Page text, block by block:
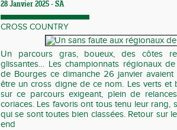
28 Janvier 2025 - SA
CROSS COUNTRY
Un parcours gras, boueux, des côtes
glissantes… Les championnats régionaux
de Bourges ce dimanche 26 janvier
être un cross digne de ce nom. Les verts et
sur ce parcours exigeant, plein de
coriaces. Les favoris ont tous tenu leur rang,
qui se sont toutes bien classées. Retour sur
end